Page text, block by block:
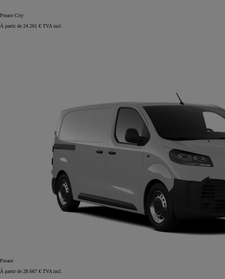
Proace City
À partir de 24.261 € TVA incl.
Proace
À partir de 28.667 € TVA incl.